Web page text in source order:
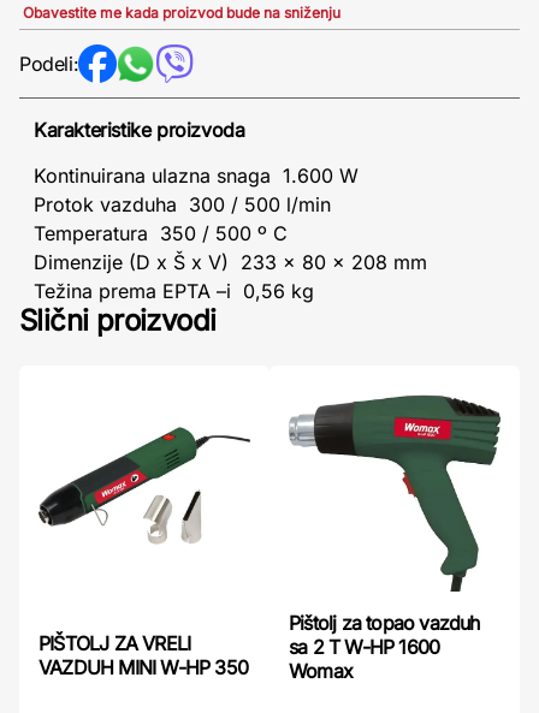
Obavestite me kada proizvod bude na sniženju
Podeli:
Karakteristike proizvoda
Kontinuirana ulazna snaga 1.600 W
Protok vazduha 300 / 500 l/min
Temperatura 350 / 500 º C
Dimenzije (D x Š x V) 233 x 80 x 208 mm
Težina prema EPTA –i 0,56 kg
Slični proizvodi
PIŠTOLJ ZA VRELI
VAZDUH MINI W-HP 350
Pištolj za topao vazduh
sa 2 T W-HP 1600
Womax